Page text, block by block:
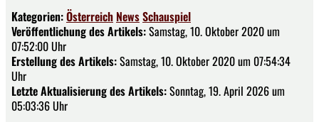
Kategorien:Österreich NewsSchauspiel
Veröffentlichung des Artikels:Samstag, 10. Oktober 2020 um
07:52:00 Uhr
Erstellung des Artikels:Samstag, 10. Oktober 2020 um 07:54:34
Uhr
Letzte Aktualisierung des Artikels:Sonntag, 19. April 2026 um
05:03:36 Uhr